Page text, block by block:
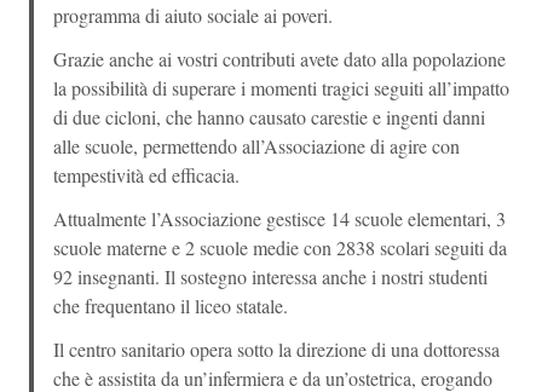
programma di aiuto sociale ai poveri.
Grazie anche ai vostri contributi avete dato alla popolazione
la possibilità di superare i momenti tragici seguiti all’impatto
di due cicloni, che hanno causato carestie e ingenti danni
alle scuole, permettendo all’Associazione di agire con
tempestività ed efficacia.
Attualmente l’Associazione gestisce 14 scuole elementari, 3
scuole materne e 2 scuole medie con 2838 scolari seguiti da
92 insegnanti. Il sostegno interessa anche i nostri studenti
che frequentano il liceo statale.
Il centro sanitario opera sotto la direzione di una dottoressa
che è assistita da un’infermiera e da un’ostetrica, erogando